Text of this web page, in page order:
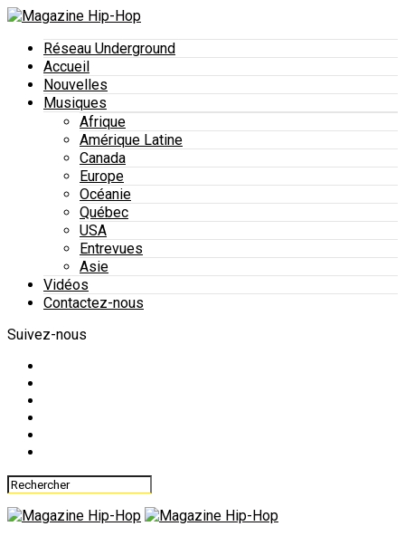
Réseau Underground
Accueil
Nouvelles
Musiques
Afrique
Amérique Latine
Canada
Europe
Océanie
Québec
USA
Entrevues
Asie
Vidéos
Contactez-nous
Suivez-nous